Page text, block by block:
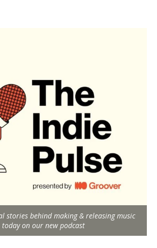
stories behind making & releasing music
today on our new podcast